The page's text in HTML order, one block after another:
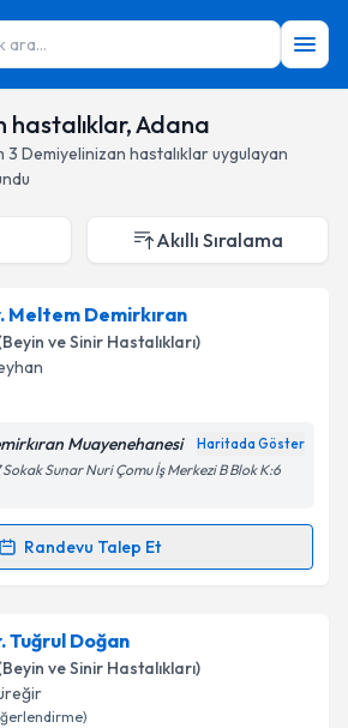
ara...
hastalıklar, Adana
3 Demiyelinizan hastalıklaruygulayan
Akıllı Sıralama
Meltem Demirkıran
ve Sinir Hastalıkları)
Muayenehanesi Haritada Göster
Sokak Sunar Nuri Çomu İş Merkezi B Blok K:6
Randevu Talep Et
Talebi
Demirkıran
Size bu uzmandan randevu almanız
e-posta ile
Tuğrul Doğan
ve Sinir Hastalıkları)